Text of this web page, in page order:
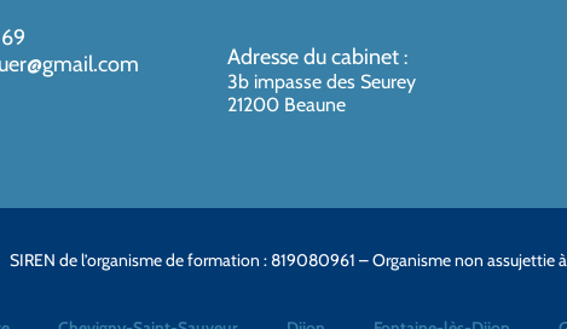
Adresse du cabinet:
3b impasse des Seurey
21200 Beaune
SIREN de l’organisme de formation : 819080961 – Organisme non assujettie